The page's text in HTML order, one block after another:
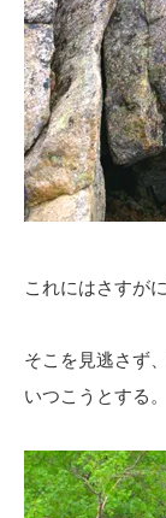
これにはさすが
そこを見逃さず
いつこうとする。